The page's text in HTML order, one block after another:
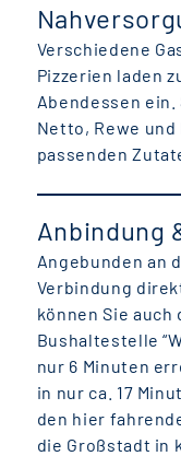
Verschiedene
Pizzerien laden
Abendessen
Netto, Rewe
passenden
Anbindung
Angebunden an
Verbindung
können Sie auch
Bushaltestelle
nur 6 Minuten
in nur ca. 17
den hier
die Großstadt in